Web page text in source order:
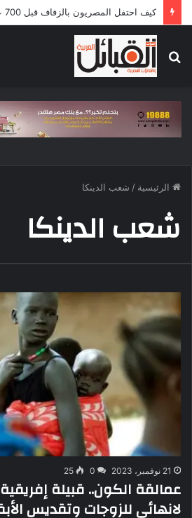
كيف احتفل المصريون بالزفاف قبل 700 عام؟
عن
الرئيسية / شعب الدينكا
شعب الدينكا
21 نوفمبر، 2023 0
25
عمالقة الكون.. قبيلة
لانهائي للزوجات وتقديس